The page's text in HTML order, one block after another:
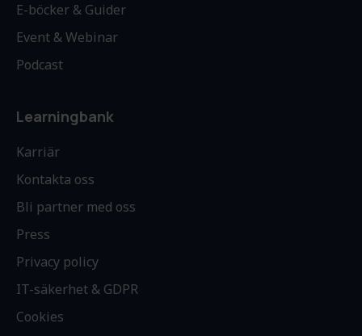
E-böcker & Guider
Event & Webinar
Podcast
Learningbank
Karriär
Kontakta oss
Bli partner med oss
Press
Privacy policy
IT-säkerhet & GDPR
Cookies